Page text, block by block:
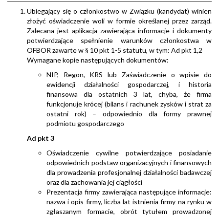
Ubiegający się o członkostwo w Związku (kandydat) winien
złożyć oświadczenie woli w formie określanej przez zarząd.
Zalecana jest aplikacja zawierająca informacje i dokumenty
potwierdzające spełnienie warunków członkostwa w
OFBOR zawarte w § 10 pkt 1-5 statutu, w tym: Ad pkt 1,2
Wymagane kopie następujących dokumentów:
NIP, Regon, KRS lub Zaświadczenie o wpisie do
ewidencji działalności gospodarczej, i historia
finansowa dla ostatnich 3 lat, chyba, że firma
funkcjonuje krócej (bilans i rachunek zysków i strat za
ostatni rok) – odpowiednio dla formy prawnej
podmiotu gospodarczego
Ad pkt 3
Oświadczenie cywilne potwierdzające posiadanie
odpowiednich podstaw organizacyjnych i finansowych
dla prowadzenia profesjonalnej działalności badawczej
oraz dla zachowania jej ciągłości
Prezentacja firmy zawierająca następujące informacje:
nazwa i opis firmy, liczba lat istnienia firmy na rynku w
zgłaszanym formacie, obrót tytułem prowadzonej